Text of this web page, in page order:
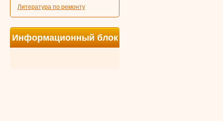
Литература по ремонту
Информационный блок